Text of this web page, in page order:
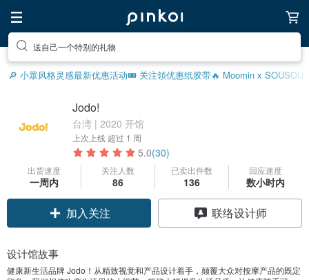
送自己一个特别的礼物
🔎 小眾风格灵感最新优惠活动🎟️ 关注領优惠纸胶带🔥 Moomin x SOUSOU
Jodo!
台湾 | 2020 开馆
上次上线 超过 1 周
5.0(30)
出货速度
一周内
关注人数
86
已卖出件数
136
回应速度
数小时内
加入关注 联络设计师
设计馆故事
健康新生活品牌 Jodo！从精致视觉和产品设计着手，颠覆大众对按摩产品的既定